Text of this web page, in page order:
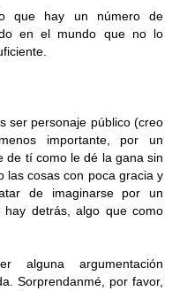
que hay un número de
en el mundo que no lo
ser personaje público (creo
importante, por un
de tí como le dé la gana sin
las cosas con poca gracia y
de imaginarse por un
detrás, algo que como
argumentación
Sorprendanmé, por favor,